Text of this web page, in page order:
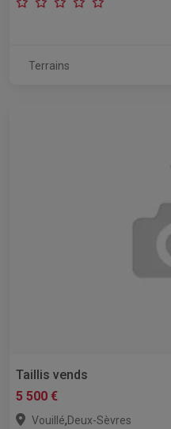
Terrains
Taillis vends
5 500 €
Vouillé,Deux-Sèvres